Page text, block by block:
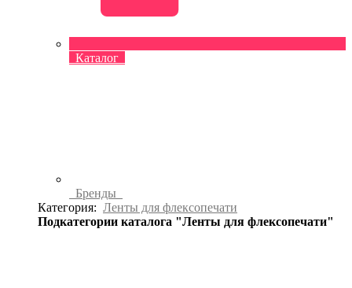
Каталог
Бренды
Категория: Ленты для флексопечати
Подкатегории каталога "Ленты для флексопечати"